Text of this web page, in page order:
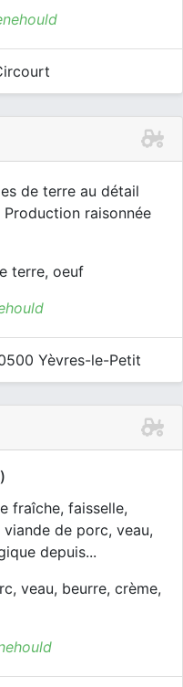
de terre au détail
raisonnée
terre, oeuf
Yèvres-le-Petit
fraîche, faisselle,
de porc, veau,
depuis...
veau, beurre, crème,